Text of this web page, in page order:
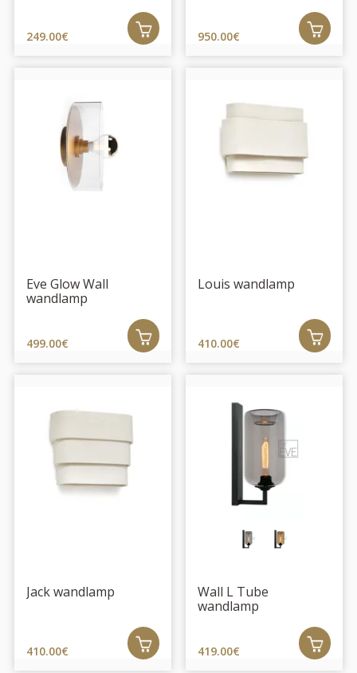
249.00€ 950.00€
Eve Glow Wall
wandlamp
499.00€
Louis wandlamp
410.00€
Jack wandlamp
410.00€
Wall L Tube
wandlamp
419.00€